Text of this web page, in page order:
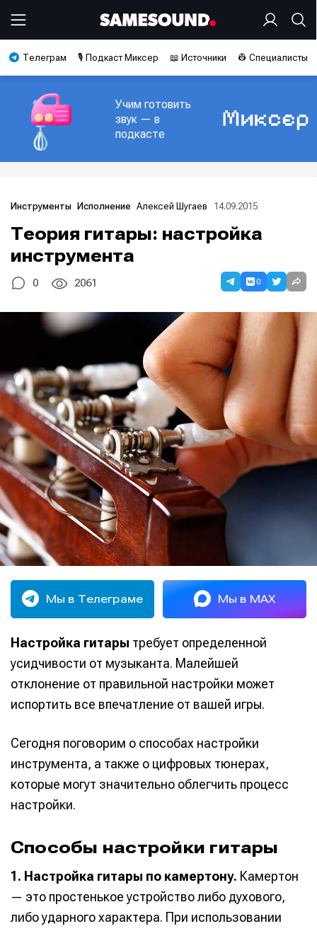
Телеграм 🎙️ Подкаст Миксер 📖 Источники 👷 Специалисты
Учим готовить
звук — в
подкасте
Инструменты Исполнение Алексей Шугаев 14.09.2015
Теория гитары: настройка
инструмента
0 2061 0
Мы в Телеграме Мы в MAX
Настройка гитары требует определенной
усидчивости от музыканта. Малейшей
отклонение от правильной настройки может
испортить все впечатление от вашей игры.
Сегодня поговорим о способах настройки
инструмента, а также о цифровых тюнерах,
которые могут значительно облегчить процесс
настройки.
Способы настройки гитары
1. Настройка гитары по камертону. Камертон
— это простенькое устройство либо духового,
либо ударного характера. При использовании